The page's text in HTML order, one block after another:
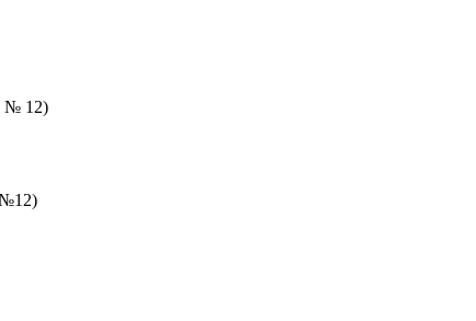
№ 12)
№12)